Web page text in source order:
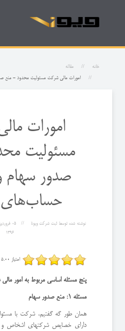
خانه
مقاله
امورات مالی شركت مسئولیت محدود -
امورات
مسئولیت
صدور
نوشته شده توسط ثبت شرکت ویونا 05 فروردين 1394
1396
امتیاز 5.00 (تعداد رای 5)
پنج مسئله اساسی مربوط به امور
مسئله 1: منع صدور سهام
همان طور گه گفتیم، شرکت با
دارای خصایص شرکتهای اشخاص و